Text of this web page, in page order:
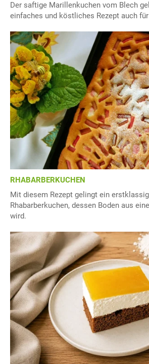
Der saftige Marillenkuchen vom Blech
einfaches und köstliches Rezept auch
RHABARBERKUCHEN
Mit diesem Rezept gelingt ein
Rhabarberkuchen, dessen Boden aus
wird.